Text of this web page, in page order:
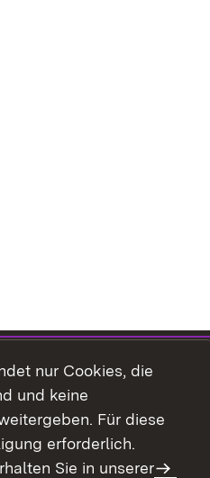
nur Cookies, die
und keine
Für diese
erforderlich.
Sie in unserer